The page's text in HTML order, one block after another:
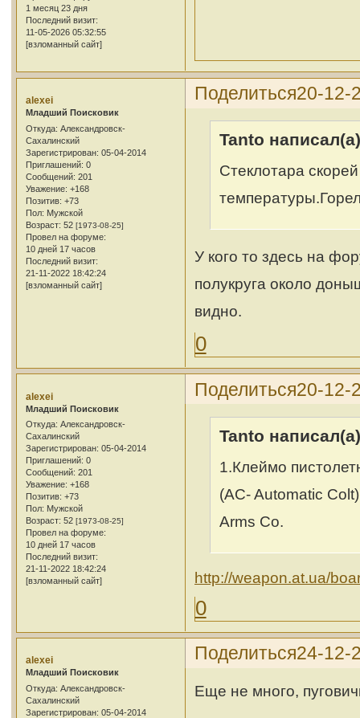
1 месяц 23 дня
Последний визит:
11-05-2026 05:32:55
[взломанный сайт]
Поделиться20-12-
alexei
Младший Поисковик
Откуда: Александровск-
Сахалинский
Зарегистрирован: 05-04-2014
Приглашений: 0
Сообщений: 201
Уважение: +168
Позитив: +73
Пол: Мужской
Возраст: 52 [1973-08-25]
Провел на форуме:
10 дней 17 часов
Последний визит:
21-11-2022 18:42:24
[взломанный сайт]
Tanto
Стеклотара
У кого то здесь на
полукруга около
видно.
0
Поделиться20-12-
alexei
Младший Поисковик
Откуда: Александровск-
Сахалинский
Зарегистрирован: 05-04-2014
Приглашений: 0
Сообщений: 201
Уважение: +168
Позитив: +73
Пол: Мужской
Возраст: 52 [1973-08-25]
Провел на форуме:
10 дней 17 часов
Последний визит:
21-11-2022 18:42:24
[взломанный сайт]
Tanto
1.Клеймо
(AC- Automatic
Arms Co.
http://weapon.at.ua/
0
Поделиться24-12-
alexei
Младший Поисковик
Откуда: Александровск-
Сахалинский
Зарегистрирован: 05-04-2014
Еще не много,